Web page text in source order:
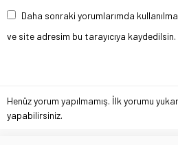
Daha sonraki yorumlarımda
ve site adresim bu tarayıcıya kaydedilsin.
Henüz yorum yapılmamış. İlk yorumu
yapabilirsiniz.